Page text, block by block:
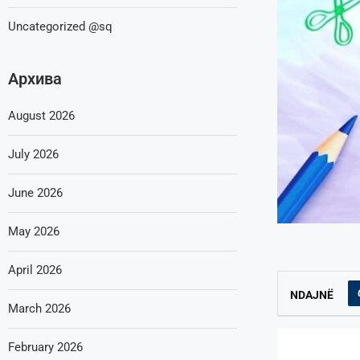
NDAJNË
Uncategorized @sq
Архива
August 2026
July 2026
June 2026
May 2026
April 2026
March 2026
February 2026